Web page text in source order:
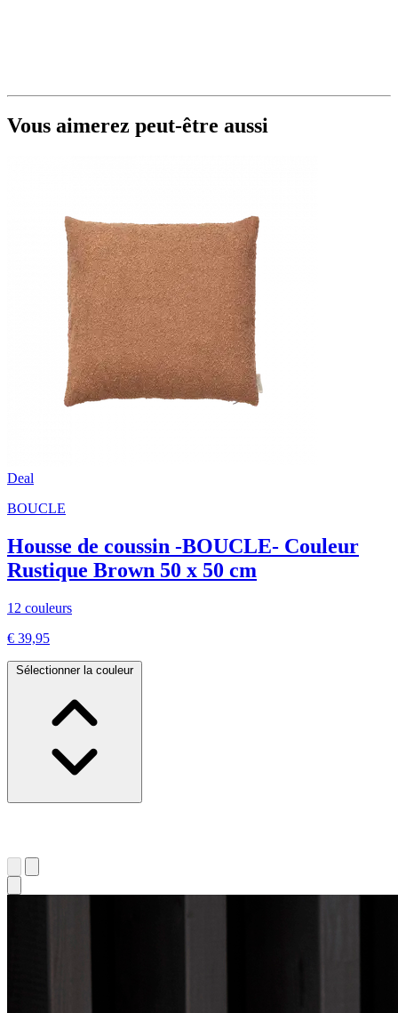
Vous aimerez peut-être aussi
Deal
BOUCLE
Housse de coussin -BOUCLE- Couleur
Rustique Brown 50 x 50 cm
12 couleurs
€ 39,95
Sélectionner la couleur